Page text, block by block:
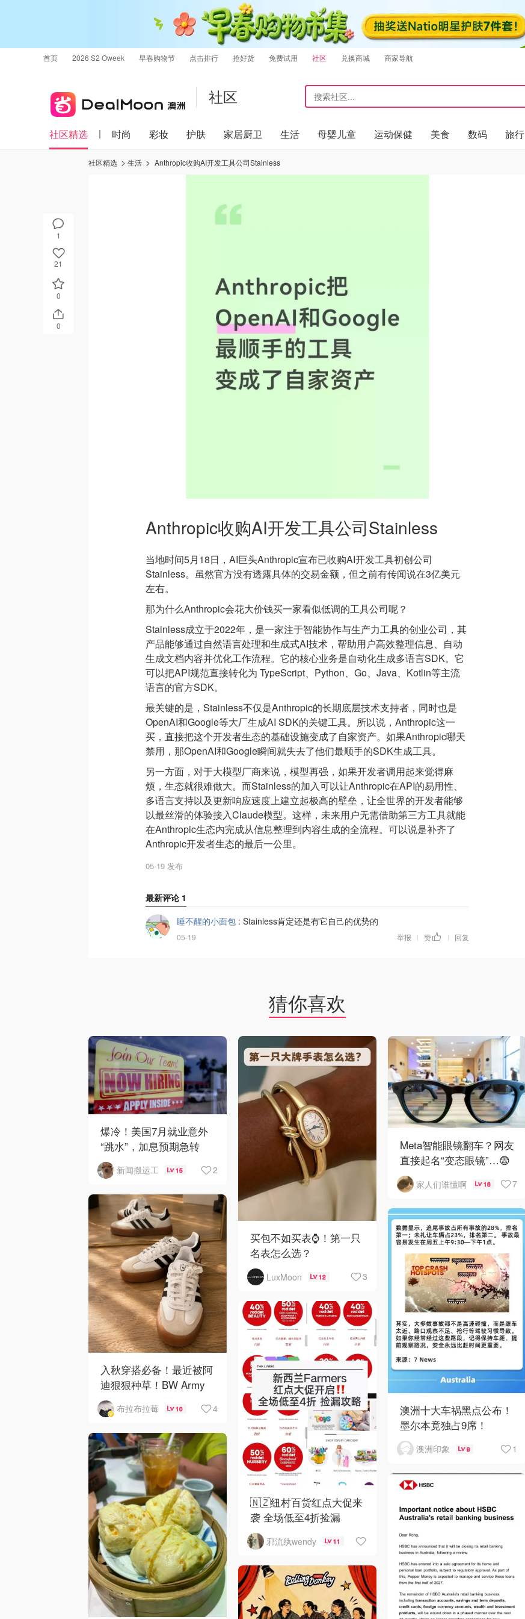
首页 2026 S2 Oweek 早春购物节 点击排行 抢好货 免费试用 社区 兑换商城 商家导航
社区
社区精选 时尚 彩妆 护肤 家居厨卫 生活 母婴儿童 运动保健 美食 数码 旅行
1
21
0
0
社区精选 生活 Anthropic收购AI开发工具公司Stainless
Anthropic收购AI开发工具公司Stainless
当地时间5月18日，AI巨头Anthropic宣布已收购AI开发工具初创公司
Stainless。虽然官方没有透露具体的交易金额，但之前有传闻说在3亿美元
左右。
那为什么Anthropic会花大价钱买一家看似低调的工具公司呢？
Stainless成立于2022年，是一家注于智能协作与生产力工具的创业公司，其
产品能够通过自然语言处理和生成式AI技术，帮助用户高效整理信息、自动
生成文档内容并优化工作流程。它的核心业务是自动化生成多语言SDK。它
可以把API规范直接转化为 TypeScript、Python、Go、Java、Kotlin等主流
语言的官方SDK。
最关键的是，Stainless不仅是Anthropic的长期底层技术支持者，同时也是
OpenAI和Google等大厂生成AI SDK的关键工具。所以说，Anthropic这一
买，直接把这个开发者生态的基础设施变成了自家资产。如果Anthropic哪天
禁用，那OpenAI和Google瞬间就失去了他们最顺手的SDK生成工具。
另一方面，对于大模型厂商来说，模型再强，如果开发者调用起来觉得麻
烦，生态就很难做大。而Stainless的加入可以让Anthropic在API的易用性、
多语言支持以及更新响应速度上建立起极高的壁垒，让全世界的开发者能够
以最丝滑的体验接入Claude模型。这样，未来用户无需借助第三方工具就能
在Anthropic生态内完成从信息整理到内容生成的全流程。可以说是补齐了
Anthropic开发者生态的最后一公里。
05-19 发布
最新评论 1
睡不醒的小面包 : Stainless肯定还是有它自己的优势的
05-19 举报 | 赞 | 回复
猜你喜欢
爆冷！美国7月就业意外
“跳水”，加息预期急转
弯！
新闻搬运工 15 2
买包不如买表⌚️！第一只
名表怎么选？
LuxMoon 12 3
Meta智能眼镜翻车？网友
直接起名“变态眼镜”…😨
家人们谁懂啊 16 7
入秋穿搭必备！最近被阿
迪狠狠种草！BW Army
和 Sambae 值得拥有！
布拉布拉莓 10 4
澳洲十大车祸黑点公布！
墨尔本竟独占9席！
澳洲印象 9 1
🇳🇿纽村百货红点大促来
袭 全场低至4折捡漏
邪流纨wendy 11